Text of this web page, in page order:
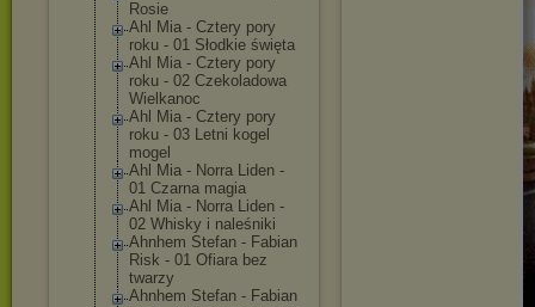
Rosie
Ahl Mia - Cztery pory
roku - 01 Słodkie święta
Ahl Mia - Cztery pory
roku - 02 Czekoladowa
Wielkanoc
Ahl Mia - Cztery pory
roku - 03 Letni kogel
mogel
Ahl Mia - Norra Liden -
01 Czarna magia
Ahl Mia - Norra Liden -
02 Whisky i naleśniki
Ahnhem Stefan - Fabian
Risk - 01 Ofiara bez
twarzy
Ahnhem Stefan - Fabian